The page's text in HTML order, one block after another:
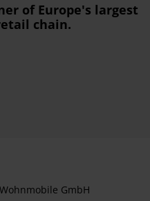
of Europe's largest
chain.
GmbH